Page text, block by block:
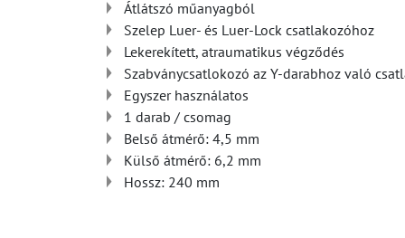
Átlátszó műanyagból
Szelep Luer- és Luer-Lock csatlakozóhoz
Lekerekített, atraumatikus végződés
Szabványcsatlokozó az Y-darabhoz való
Egyszer használatos
1 darab / csomag
Belső átmérő: 4,5 mm
Külső átmérő: 6,2 mm
Hossz: 240 mm